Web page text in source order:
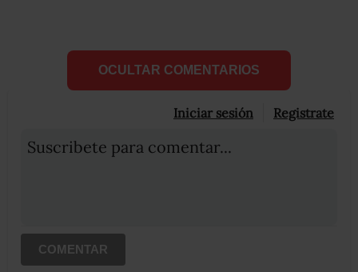
OCULTAR COMENTARIOS
Iniciar sesión Registrate
Suscribete para comentar...
COMENTAR